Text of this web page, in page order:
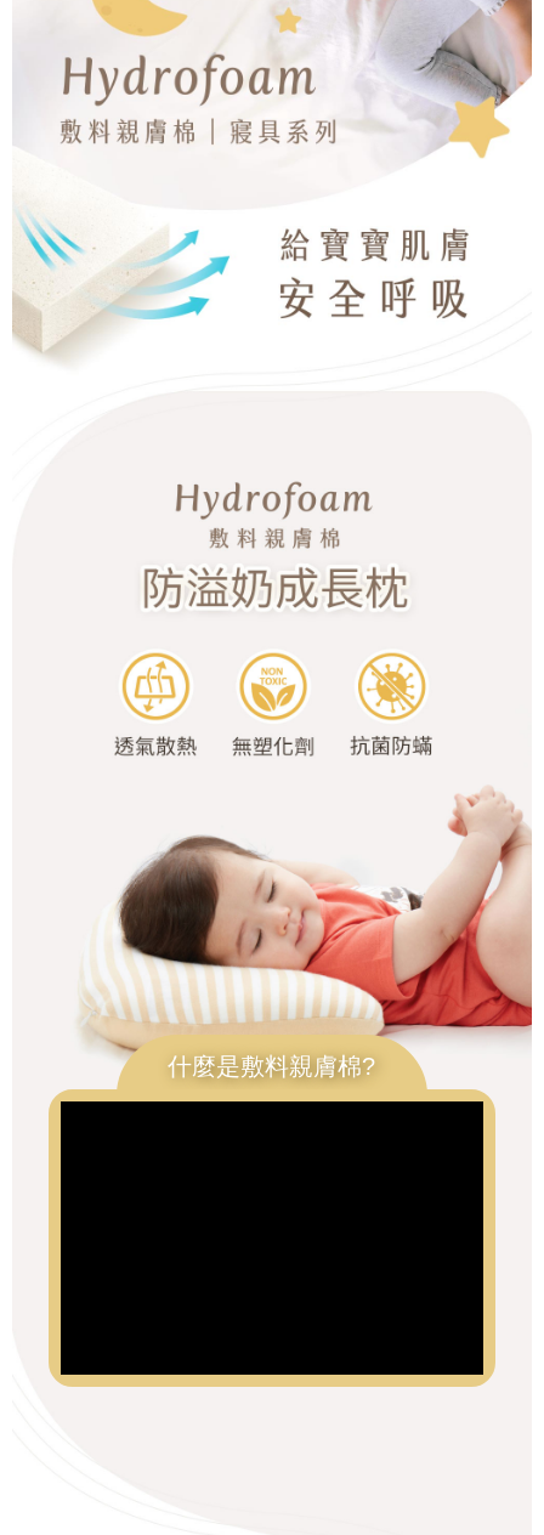
什麼是敷料親膚棉?